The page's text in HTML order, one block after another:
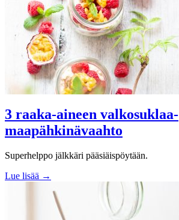
3 raaka-aineen valkosuklaa-
maapähkinävaahto
Superhelppo jälkkäri pääsiäispöytään.
Lue lisää →